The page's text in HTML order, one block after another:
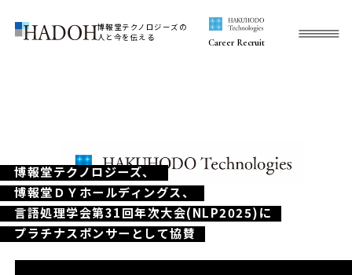
博報堂テクノロジーズの
人と今を伝える
Career Recruit
博報堂テクノロジーズ、
博報堂ＤＹホールディングス、
言語処理学会第31回年次大会(NLP2025)に
プラチナスポンサーとして協賛